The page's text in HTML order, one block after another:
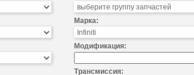
Марка:
Модификация:
Трансмиссия: